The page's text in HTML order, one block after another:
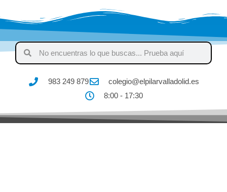
983 249 879
colegio@elpilarvalladolid.es
8:00 - 17:30